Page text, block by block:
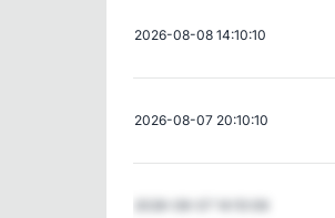
2026-08-08 14:10:10
2026-08-07 20:10:10